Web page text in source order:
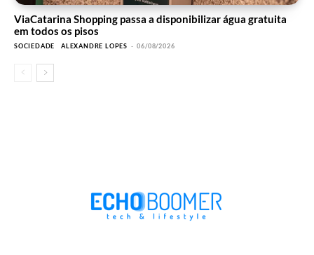
ViaCatarina Shopping passa a disponibilizar água gratuita
em todos os pisos
SOCIEDADE ALEXANDRE LOPES - 06/08/2026